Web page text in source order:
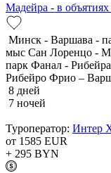
Мадейра - в
Минск - Варшава -
мыс Сан Лоренцо -
парк Фанал -
Рибейро Фрио –
8 дней
7 ночей
Туроператор: Интер
от 1585 EUR
+ 295 BYN